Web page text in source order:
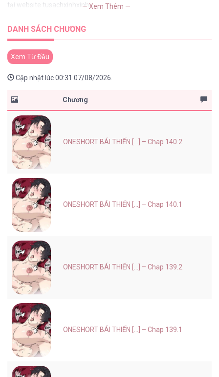
tại website tusachxinhxinh— Xem Thêm —
DANH SÁCH CHƯƠNG
Xem Từ Đầu
Cập nhật lúc 00:31 07/08/2026.
Chương
ONESHORT BÁI THIẾN [...] – Chap 140.2
ONESHORT BÁI THIẾN [...] – Chap 140.1
ONESHORT BÁI THIẾN [...] – Chap 139.2
ONESHORT BÁI THIẾN [...] – Chap 139.1